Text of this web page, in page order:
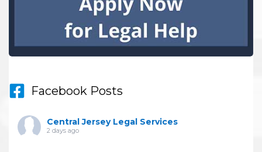
Facebook Posts
Central Jersey Legal Services
2 days ago